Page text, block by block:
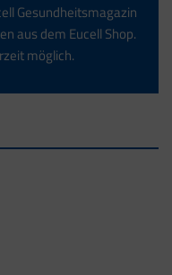
Gesundheitsmagazin
aus dem Eucell Shop.
möglich.